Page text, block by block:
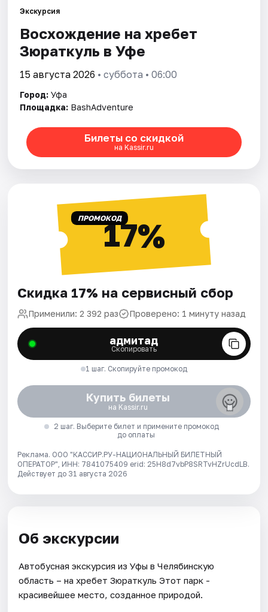
Площадки
Артисты
Экскурсия
Восхождение на хребет
Зюраткуль в Уфе
15 августа 2026 • суббота • 06:00
Город: Уфа
Площадка: BashAdventure
Билеты со скидкой
на Kassir.ru
ПРОМОКОД17%
Скидка 17% на сервисный сбор
Применили: 2 392 раз Проверено: 1 минуту назад
адмитад
Скопировать
1 шаг. Скопируйте промокод
Купить билеты
на Kassir.ru
2 шаг. Выберите билет и примените промокод
до оплаты
Реклама. ООО "КАССИР.РУ-НАЦИОНАЛЬНЫЙ БИЛЕТНЫЙ
ОПЕРАТОР", ИНН: 7841075409 erid: 25H8d7vbP8SRTvHZrUcdLB.
Действует до 31 августа 2026
Об экскурсии
Автобусная экскурсия из Уфы в Челябинскую
область – на хребет Зюраткуль Этот парк -
красивейшее место, созданное природой.